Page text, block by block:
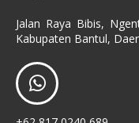
Jalan Raya Bibis,
Kabupaten Bantul,